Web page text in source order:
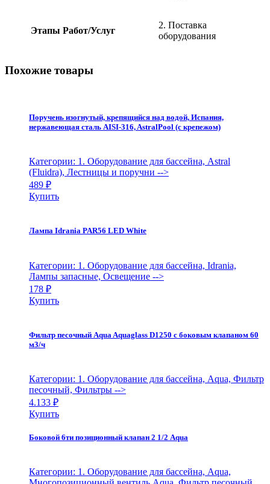
Этапы Работ/Услуг
2. Поставка
оборудования
Похожие товары
Поручень изогнутый, крепящийся над водой, Испания,
нержавеющая сталь AISI-316, AstralPool (с крепежом)
Категории: 1. Оборудование для бассейна, Astral
(Fluidra), Лестницы и поручни -->
489 ₽
Купить
Лампа Idrania PAR56 LED White
Категории: 1. Оборудование для бассейна, Idrania,
Лампы запасные, Освещение -->
178 ₽
Купить
Фильтр песочный Aqua Aquaglass D1250 с боковым клапаном 60
м3/ч
Категории: 1. Оборудование для бассейна, Aqua, Фильтр
песочный, Фильтры -->
4.133 ₽
Купить
Боковой 6ти позиционный клапан 2 1/2 Aqua
Категории: 1. Оборудование для бассейна, Aqua,